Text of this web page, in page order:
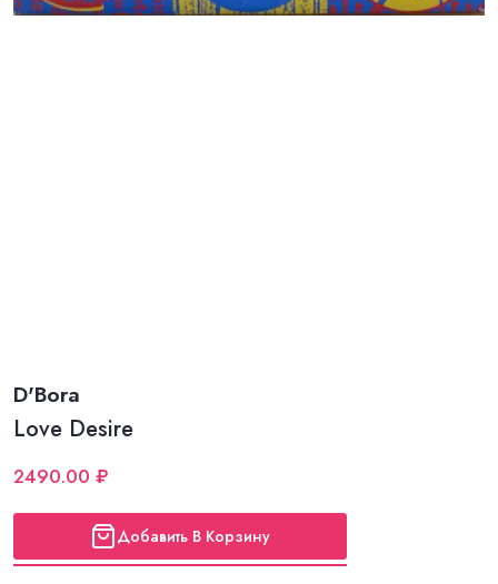
D'Bora
Love Desire
2490.00 ₽
Добавить В Корзину